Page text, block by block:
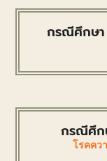
กรณีศึกษา
กรณีศึก
โรคคว